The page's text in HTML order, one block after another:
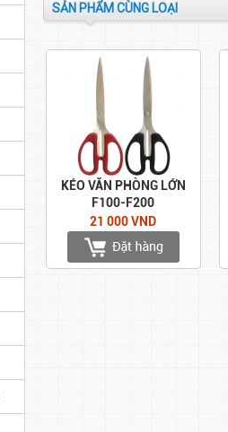
SẢN PHẨM CÙNG LOẠI
KÉO VĂN PHÒNG LỚN
F100-F200
21 000 VND